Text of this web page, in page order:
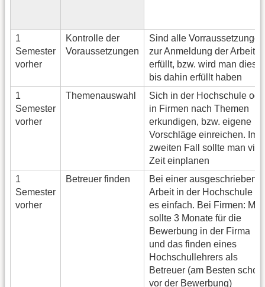
1
Semester
vorher
Kontrolle der
Voraussetzungen
Sind alle Vorraussetzungen
zur Anmeldung der Arbeit
erfüllt, bzw. wird man diese
bis dahin erfüllt haben
1
Semester
vorher
Themenauswahl
Sich in der Hochschule
in Firmen nach Themen
erkundigen, bzw. eigene
Vorschläge einreichen. Im
zweiten Fall sollte man viel
Zeit einplanen
1
Semester
vorher
Betreuer finden
Bei einer
Arbeit in der Hochschule ist
es einfach. Bei Firmen:
sollte 3 Monate für die
Bewerbung in der Firma
und das finden eines
Hochschullehrers als
Betreuer (am Besten schon
vor der Bewerbung)